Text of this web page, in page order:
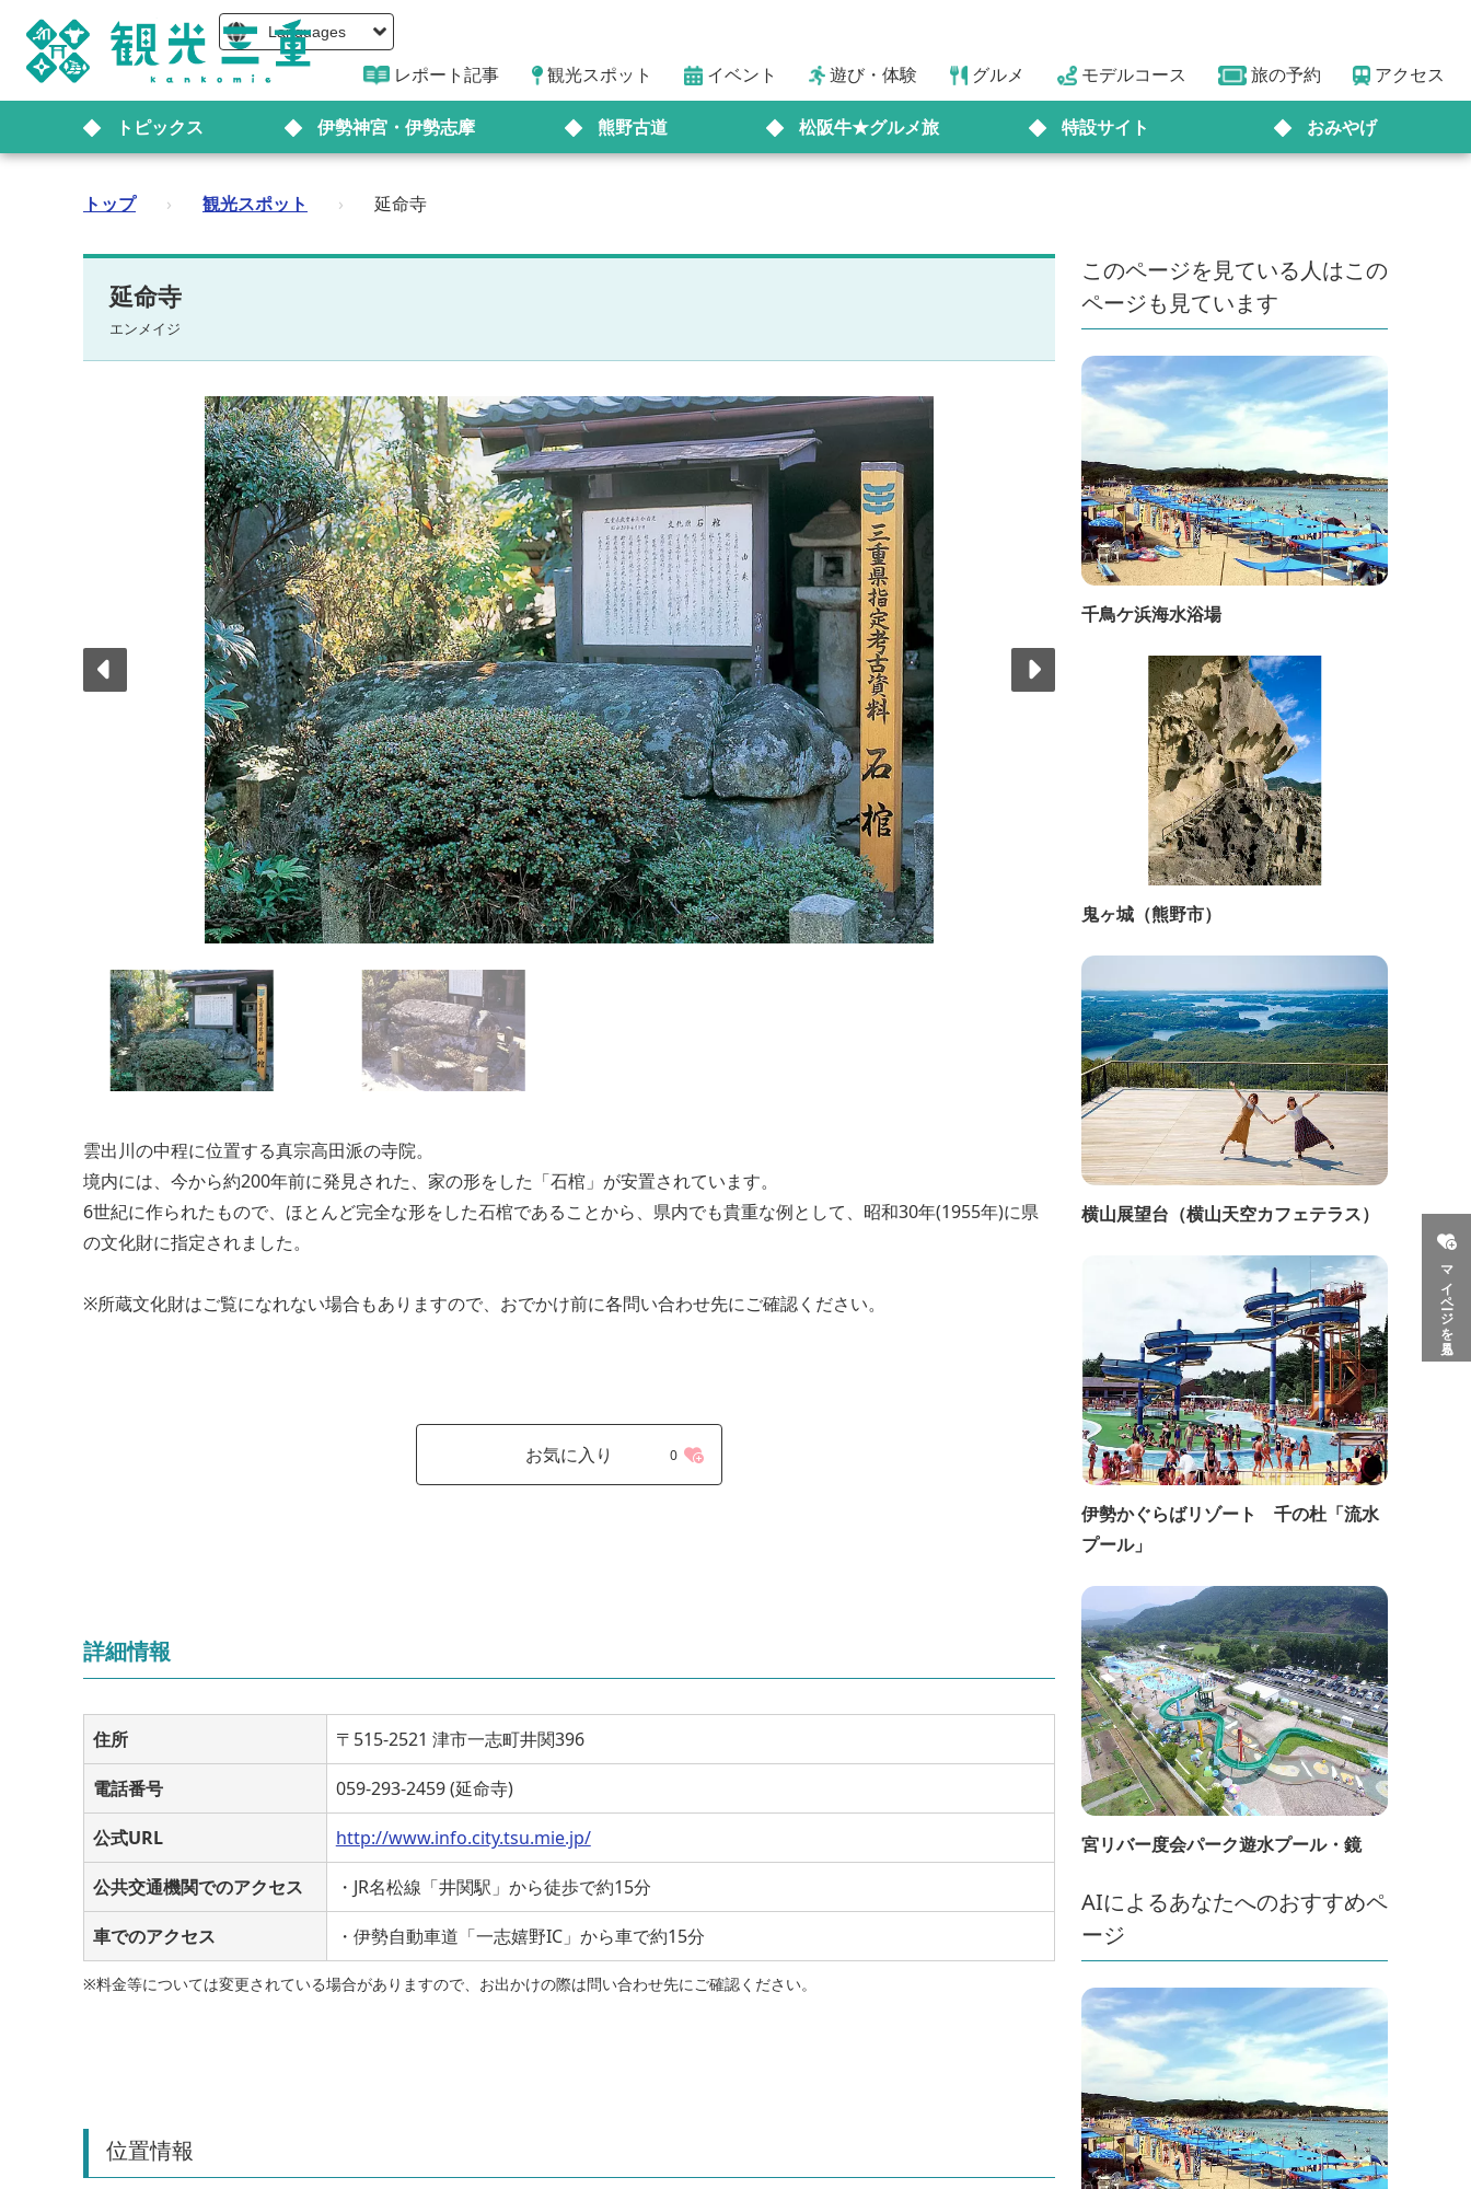
Languages
レポート記事 観光スポット イベント 遊び・体験 グルメ モデルコース 旅の予約 アクセス
トピックス 伊勢神宮・伊勢志摩 熊野古道 松阪牛★グルメ旅 特設サイト おみやげ
マイページを見る
トップ › 観光スポット › 延命寺
延命寺
エンメイジ
雲出川の中程に位置する真宗高田派の寺院。
境内には、今から約200年前に発見された、家の形をした「石棺」が安置されています。
6世紀に作られたもので、ほとんど完全な形をした石棺であることから、県内でも貴重な例として、昭和30年(1955年)に県
の文化財に指定されました。
※所蔵文化財はご覧になれない場合もありますので、おでかけ前に各問い合わせ先にご確認ください。
お気に入り 0
詳細情報
住所 〒515-2521 津市一志町井関396
電話番号 059-293-2459 (延命寺)
公式URL http://www.info.city.tsu.mie.jp/
公共交通機関でのアクセス ・JR名松線「井関駅」から徒歩で約15分
車でのアクセス ・伊勢自動車道「一志嬉野IC」から車で約15分
※料金等については変更されている場合がありますので、お出かけの際は問い合わせ先にご確認ください。
位置情報
このページを見ている人はこの
ページも見ています
千鳥ケ浜海水浴場
鬼ヶ城（熊野市）
横山展望台（横山天空カフェテラス）
伊勢かぐらばリゾート 千の杜「流水
プール」
宮リバー度会パーク遊水プール・鏡
AIによるあなたへのおすすめペ
ージ